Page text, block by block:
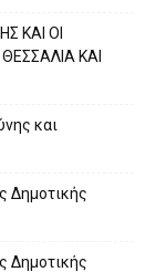
ΚΑΙ ΟΙ
ΚΑΙ
και
Δημοτικής
Δημοτικής